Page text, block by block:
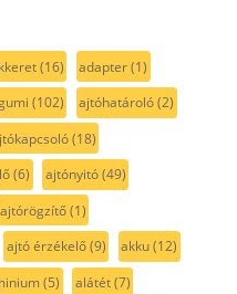
(16) adapter(1)
(102) ajtóhatároló(2)
(18)
(6) ajtónyitó(49)
ajtórögzítő(1)
ajtó érzékelő(9) akku(12)
(5) alátét(7)